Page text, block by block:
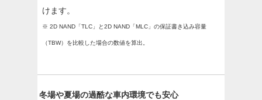
けます。
※ 2D NAND「TLC」と2D NAND「MLC」の保証書き込み容量
（TBW）を比較した場合の数値を算出。
冬場や夏場の過酷な車内環境でも安心